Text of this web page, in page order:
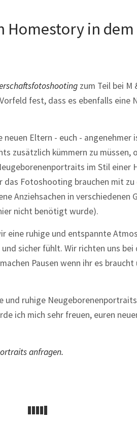
Homestory in
zum Teil bei M
fest, dass es ebenfalls eine
Eltern - euch - angenehmer
zusätzlich kümmern zu müssen,
im Stil einer
das Fotoshooting brauchen mit zu
Anziehsachen in verschiedenen
nicht benötigt wurde).
eine ruhige und entspannte
sicher fühlt. Wir richten uns bei
Pausen wenn ihr es
und ruhige
ich mich sehr freuen, euren
anfragen.